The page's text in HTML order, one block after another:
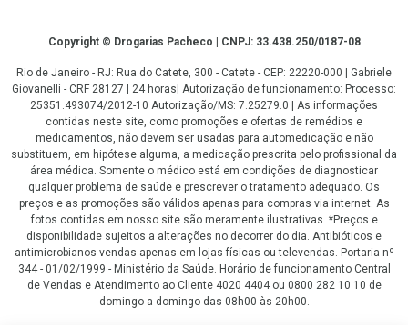
CopyrightCopyright © Drogarias Pacheco | CNPJ: 33.438.250/0187-08
Rio de Janeiro - RJ: Rua do Catete, 300 - Catete - CEP: 22220-000 | Gabriele
Giovanelli - CRF 28127 | 24 horas| Autorização de funcionamento: Processo:
25351.493074/2012-10 Autorização/MS: 7.25279.0 | As informações
contidas neste site, como promoções e ofertas de remédios e
medicamentos, não devem ser usadas para automedicação e não
substituem, em hipótese alguma, a medicação prescrita pelo profissional da
área médica. Somente o médico está em condições de diagnosticar
qualquer problema de saúde e prescrever o tratamento adequado. Os
preços e as promoções são válidos apenas para compras via internet. As
fotos contidas em nosso site são meramente ilustrativas. *Preços e
disponibilidade sujeitos a alterações no decorrer do dia. Antibióticos e
antimicrobianos vendas apenas em lojas físicas ou televendas. Portaria nº
344 - 01/02/1999 - Ministério da Saúde. Horário de funcionamento Central
de Vendas e Atendimento ao Cliente 4020 4404 ou 0800 282 10 10 de
domingo a domingo das 08h00 às 20h00.